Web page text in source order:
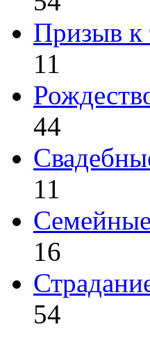
Призыв к
11
44
11
Семейные
16
54